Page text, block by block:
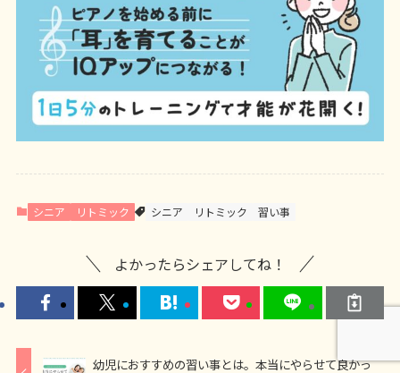
シニア リトミック シニア リトミック 習い事
よかったらシェアしてね！
幼児におすすめの習い事とは。本当にやらせて良かっ